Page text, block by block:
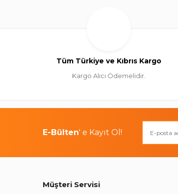
Tüm Türkiye ve Kıbrıs Kargo
Kargo Alıcı Ödemelidir.
E-Bülten' e Kayıt Ol!
Müşteri Servisi